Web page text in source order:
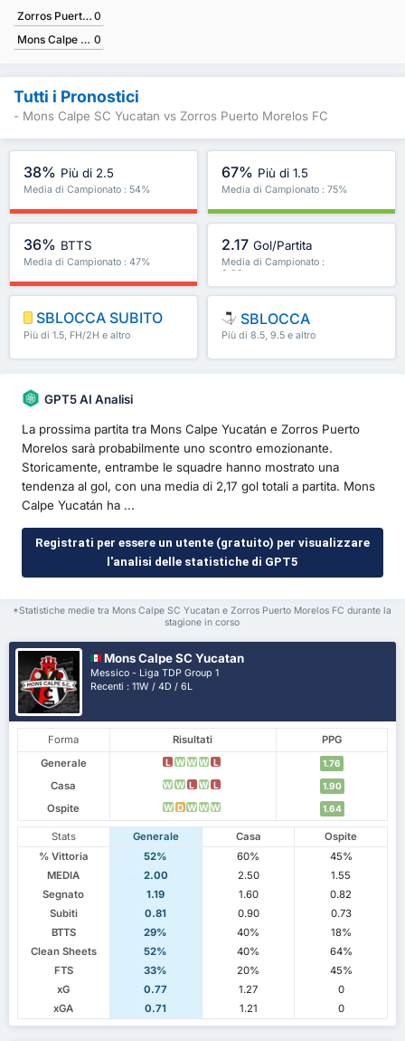
Zorros Puerto Morelos FC 0
Mons Calpe SC Yucatan 0
Tutti i Pronostici
- Mons Calpe SC Yucatan vs Zorros Puerto Morelos FC
38% Più di 2.5
Media di Campionato : 54%
67% Più di 1.5
Media di Campionato : 75%
36% BTTS
Media di Campionato : 47%
2.17 Gol/Partita
Media di Campionato :
2.93
SBLOCCA SUBITO
Più di 1.5, FH/2H e altro
SBLOCCA
Più di 8.5, 9.5 e altro
GPT5 AI Analisi
La prossima partita tra Mons Calpe Yucatán e Zorros Puerto
Morelos sarà probabilmente uno scontro emozionante.
Storicamente, entrambe le squadre hanno mostrato una
tendenza al gol, con una media di 2,17 gol totali a partita. Mons
Calpe Yucatán ha ...
Registrati per essere un utente (gratuito) per visualizzare
l'analisi delle statistiche di GPT5
*Statistiche medie tra Mons Calpe SC Yucatan e Zorros Puerto Morelos FC durante la
stagione in corso
Mons Calpe SC Yucatan
Messico - Liga TDP Group 1
Recenti : 11W / 4D / 6L
Forma Risultati
PPG
Generale
L W W W L 1.76
Casa W W L W L 1.90
Ospite W D W W W 1.64
Stats Generale Casa
Ospite
% Vittoria
52% 60%
45%
MEDIA
2.00 2.50
1.55
Segnato
1.19 1.60
0.82
Subiti
0.81 0.90
0.73
BTTS
29% 40%
18%
Clean Sheets
52% 40%
64%
FTS
33% 20%
45%
xG
0.77 1.27
0
xGA
0.71 1.21 0